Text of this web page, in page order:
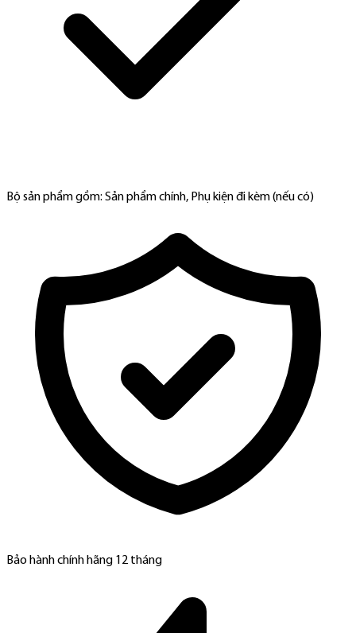
Bộ sản phẩm gồm: Sản phẩm chính, Phụ kiện đi kèm (nếu có)
Bảo hành chính hãng 12 tháng